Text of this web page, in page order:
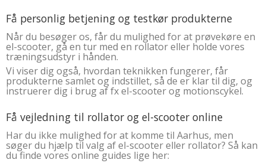
Få personlig betjening og testkør produkterne
Når du besøger os, får du mulighed for at prøvekøre en
el-scooter, gå en tur med en rollator eller holde vores
træningsudstyr i hånden.
Vi viser dig også, hvordan teknikken fungerer, får
produkterne samlet og indstillet, så de er klar til dig, og
instruerer dig i brug af fx el-scooter og motionscykel.
Få vejledning til rollator og el-scooter online
Har du ikke mulighed for at komme til Aarhus, men
søger du hjælp til valg af el-scooter eller rollator? Så kan
du finde vores online guides lige her: